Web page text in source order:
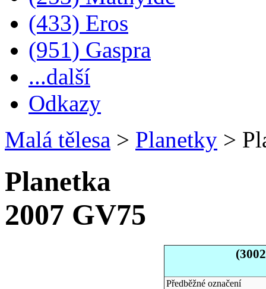
(433) Eros
(951) Gaspra
...další
Odkazy
Malá tělesa > Planetky >
Planetka
2007 GV75
Předběžné označení